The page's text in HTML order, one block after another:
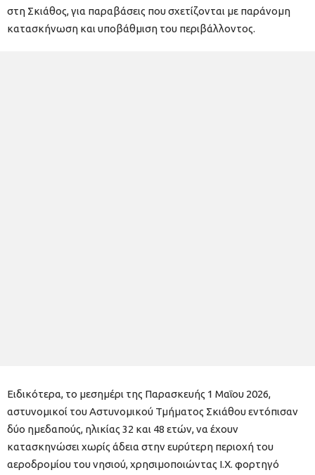
στη Σκιάθος, για παραβάσεις που σχετίζονται με παράνομη
κατασκήνωση και υποβάθμιση του περιβάλλοντος.
Ειδικότερα, το μεσημέρι της Παρασκευής 1 Μαΐου 2026,
αστυνομικοί του Αστυνομικού Τμήματος Σκιάθου εντόπισαν
δύο ημεδαπούς, ηλικίας 32 και 48 ετών, να έχουν
κατασκηνώσει χωρίς άδεια στην ευρύτερη περιοχή του
αεροδρομίου του νησιού, χρησιμοποιώντας Ι.Χ. φορτηγό